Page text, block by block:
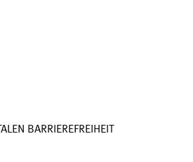
BARRIEREFREIHEIT